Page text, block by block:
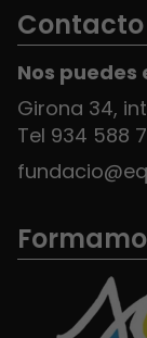
Contacto
Nos puedes
Girona 34,
Tel 934 588